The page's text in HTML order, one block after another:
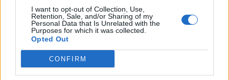
I want to opt-out of Collection, Use,
Retention, Sale, and/or Sharing of my
Personal Data that Is Unrelated with the
Purposes for which it was collected.
Opted Out
CONFIRM
08/10/2017
IL FARAONE RESTA IN NAZIONALE
Sollievo Roma, El Shaarawy ci
sarà col Napoli